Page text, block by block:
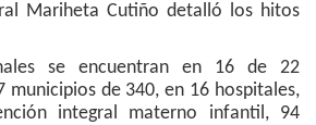
Mariheta Cutiño detalló los hitos
se encuentran en 16 de 22
municipios de 340, en 16 hospitales,
integral materno infantil, 94